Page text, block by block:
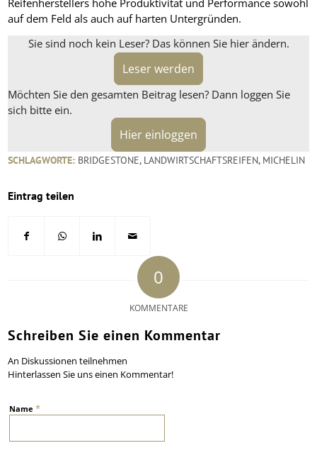
Reifenherstellers hohe Produktivität und Performance sowohl
auf dem Feld als auch auf harten Untergründen.
Sie sind noch kein Leser? Das können Sie hier ändern.
Leser werden
Möchten Sie den gesamten Beitrag lesen? Dann loggen Sie
sich bitte ein.
Hier einloggen
SCHLAGWORTE: BRIDGESTONE, LANDWIRTSCHAFTSREIFEN, MICHELIN
Eintrag teilen
0
KOMMENTARE
Schreiben Sie einen Kommentar
An Diskussionen teilnehmen
Hinterlassen Sie uns einen Kommentar!
Name*